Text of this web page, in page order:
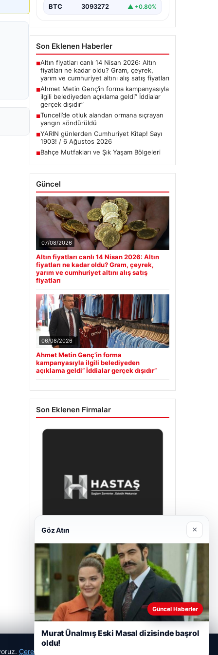
BTC 3093272 ▲ +0.80%
Son Eklenen Haberler
■Altın fiyatları canlı 14 Nisan 2026: Altın
fiyatları ne kadar oldu? Gram, çeyrek,
yarım ve cumhuriyet altını alış satış fiyatları
■Ahmet Metin Genç’in forma kampanyasıyla
ilgili belediyeden açıklama geldi” İddialar
gerçek dışıdır”
■Tunceli’de otluk alandan ormana sıçrayan
yangın söndürüldü
■YARIN günlerden Cumhuriyet Kitap! Sayı
1903! / 6 Ağustos 2026
■Bahçe Mutfakları ve Şık Yaşam Bölgeleri
Güncel
07/08/2026
Altın fiyatları canlı 14 Nisan 2026: Altın
fiyatları ne kadar oldu? Gram, çeyrek,
yarım ve cumhuriyet altını alış satış
fiyatları
06/08/2026
Ahmet Metin Genç’in forma
kampanyasıyla ilgili belediyeden
açıklama geldi” İddialar gerçek dışıdır”
Son Eklenen Firmalar
Hastaş Beton
26/05/2026
Çerez Politikamız
Göz Atın ×
Güncel Haberler
Murat Ünalmış Eski Masal dizisinde başrol
oldu!